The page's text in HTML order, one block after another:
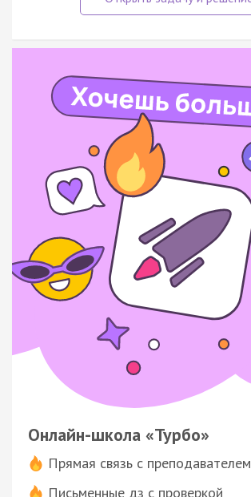
Онлайн-школа «Турбо»
Прямая связь с преподавателем
Письменные дз с проверкой